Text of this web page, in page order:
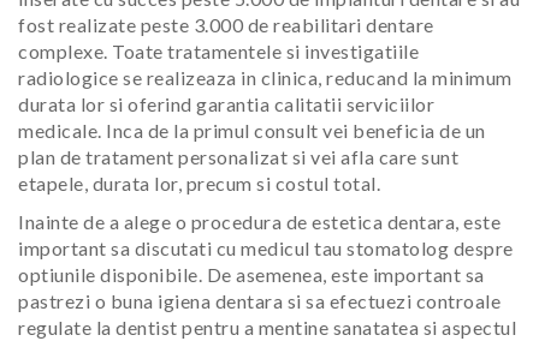
fost realizate peste 3.000 de reabilitari dentare
complexe. Toate tratamentele si investigatiile
radiologice se realizeaza in clinica, reducand la minimum
durata lor si oferind garantia calitatii serviciilor
medicale. Inca de la primul consult vei beneficia de un
plan de tratament personalizat si vei afla care sunt
etapele, durata lor, precum si costul total.
Inainte de a alege o procedura de estetica dentara, este
important sa discutati cu medicul tau stomatolog despre
optiunile disponibile. De asemenea, este important sa
pastrezi o buna igiena dentara si sa efectuezi controale
regulate la dentist pentru a mentine sanatatea si aspectul